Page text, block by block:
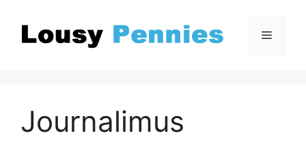
Inhalt
springen
Menü
Journalimus